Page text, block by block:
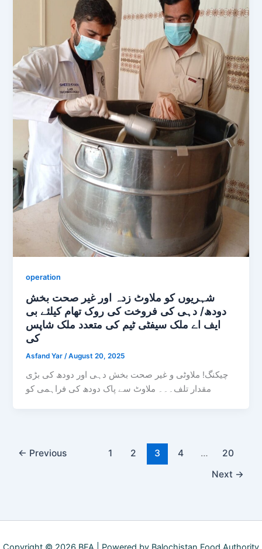
operation
شہریوں کو ملاوٹ زدہ اور غیر صحت بخش
دودھ/ دہی کی فروخت کی روک تھام کیلئے بی
ایف اے ملک سیفٹی ٹیم کی متعدد ملک شاپس
کی
Asfand Yar /August 20, 2025
چیکنگ! ملاوٹی و غیر صحت بخش دہی اور دودھ کی بڑی
مقدار تلف۔۔۔ ملاوٹ سے پاک دودھ کی فراہمی کو
← Previous 1 2 3 4 …
20
Next →